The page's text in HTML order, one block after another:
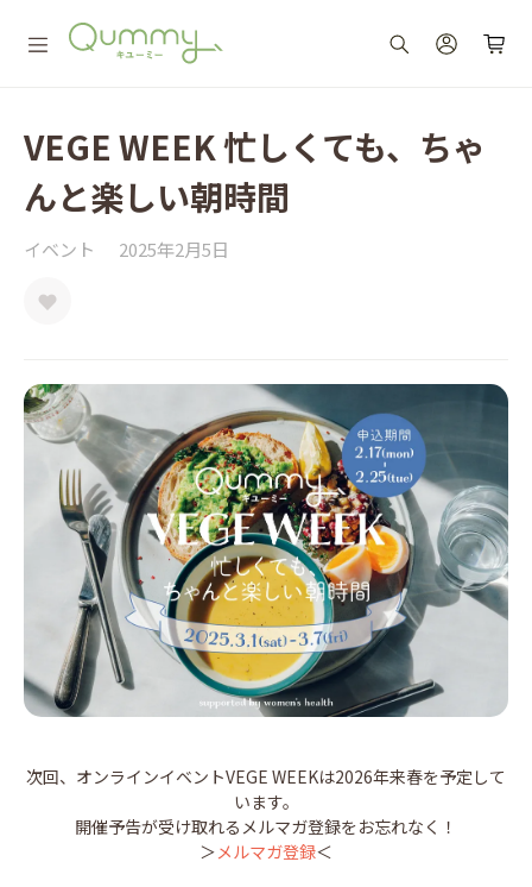
VEGE WEEK 忙しくても、ちゃ
んと楽しい朝時間
イベント 2025年2月5日
次回、オンラインイベントVEGE WEEKは2026年来春を予定して
います。
開催予告が受け取れるメルマガ登録をお忘れなく！
＞ メルマガ登録＜